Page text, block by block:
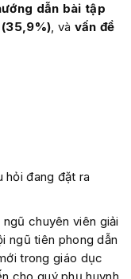
dẫn bài tập
, và vấn đề
hỏi đang đặt ra
chuyên viên giải
ngũ tiên phong dẫn
trong giáo dục